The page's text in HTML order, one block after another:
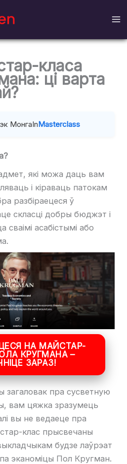
класа
ці варта
МонгаInMasterclass
які можа даць вам
і кіраваць патокам
разбіраецеся ў
скласці добры бюджэт і
асабістымі або
НА МАЙСТАР-
КРУГМАНА –
ЗАРАЗ!
загаловак пра сусветную
вам цяжка зразумець
вы не ведаеце пра
клас прысвечаны
будзе лаўрэат
эканоміцы Пол Кругман.